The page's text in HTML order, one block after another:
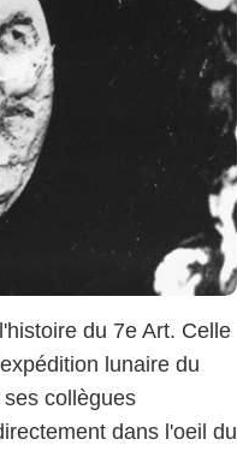
du 7e Art. Celle
lunaire du
collègues
dans l'oeil du